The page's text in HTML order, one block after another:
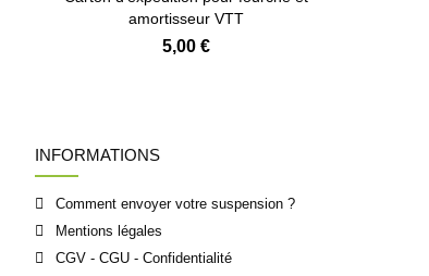
amortisseur VTT
5,00 €
INFORMATIONS
Comment envoyer votre suspension ?
Mentions légales
CGV - CGU - Confidentialité